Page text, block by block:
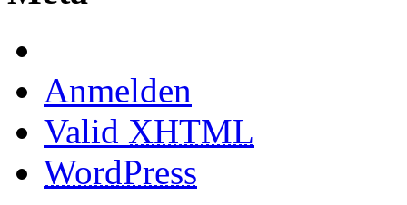
Anmelden
Valid XHTML
WordPress